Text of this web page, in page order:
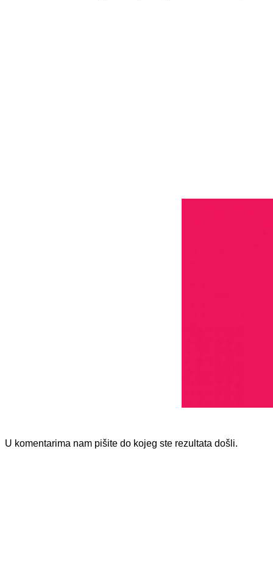
U komentarima nam pišite do kojeg ste rezultata došli.